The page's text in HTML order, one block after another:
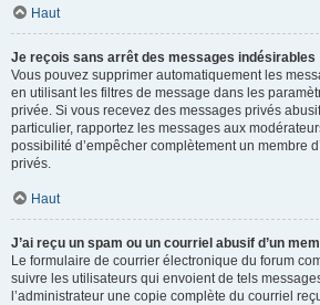
Haut
Je reçois sans arrêt des messages indésirables
Vous pouvez supprimer automatiquement les
en utilisant les filtres de message dans les
privée. Si vous recevez des messages privés
particulier, rapportez les messages aux
possibilité d’empêcher complètement un membre
privés.
Haut
J’ai reçu un spam ou un courriel abusif d’un
Le formulaire de courrier électronique du forum
suivre les utilisateurs qui envoient de tels
l’administrateur une copie complète du courriel